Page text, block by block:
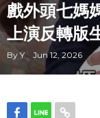
戲外頭七媽
上演反轉版
By Y Jun 12, 2026